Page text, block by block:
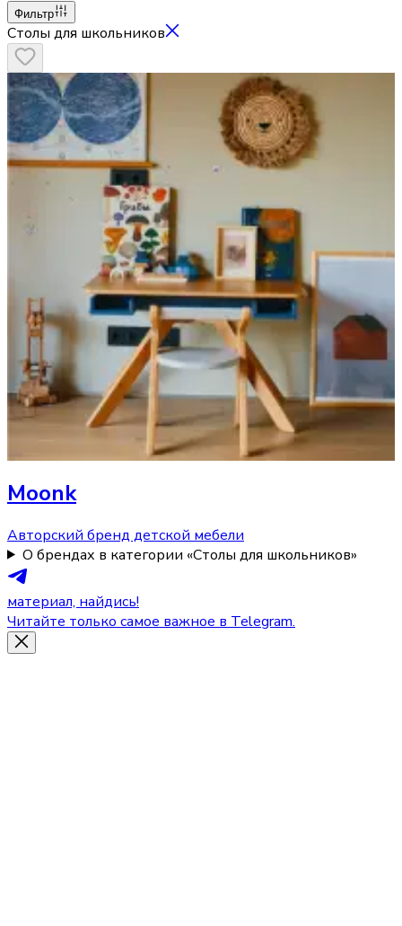
Фильтр
Столы для школьников
Moonk
Авторский бренд детской мебели
О брендах в категории «Столы для школьников»
материал, найдись!
Читайте только самое важное в Telegram.